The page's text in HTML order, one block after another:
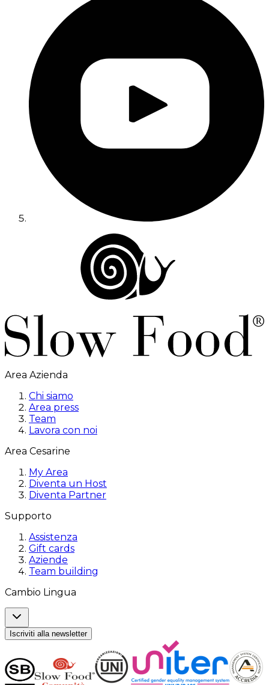
Area Azienda
Chi siamo
Area press
Team
Lavora con noi
Area Cesarine
My Area
Diventa un Host
Diventa Partner
Supporto
Assistenza
Gift cards
Aziende
Team building
Cambio Lingua
Iscriviti alla newsletter